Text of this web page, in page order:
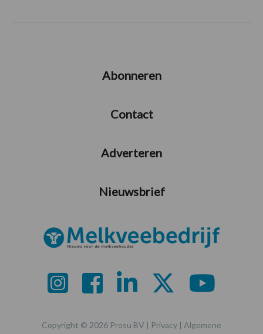
Abonneren
Contact
Adverteren
Nieuwsbrief
Copyright © 2026 Prosu BV | Privacy | Algemene